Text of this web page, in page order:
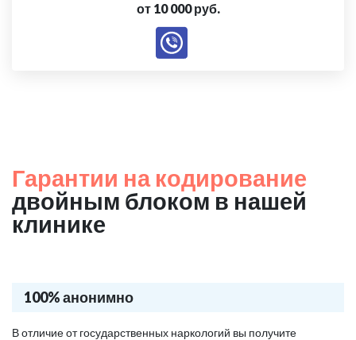
от 10 000 руб.
Гарантии на кодирование
двойным блоком в нашей
клинике
100% анонимно
В отличие от государственных наркологий вы получите